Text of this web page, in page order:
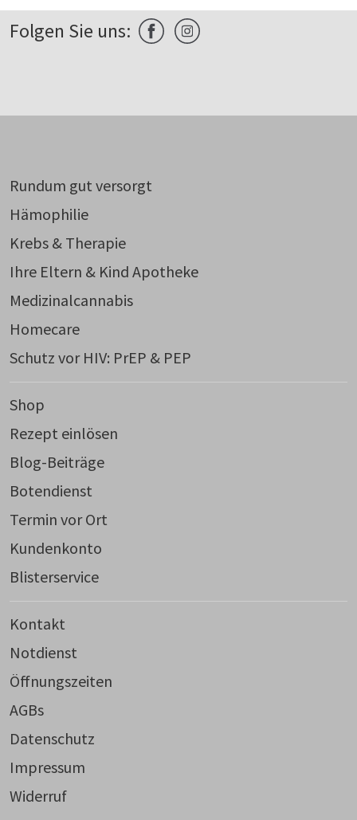
Folgen Sie uns:
Rundum gut versorgt
Hämophilie
Krebs & Therapie
Ihre Eltern & Kind Apotheke
Medizinalcannabis
Homecare
Schutz vor HIV: PrEP & PEP
Shop
Rezept einlösen
Blog-Beiträge
Botendienst
Termin vor Ort
Kundenkonto
Blisterservice
Kontakt
Notdienst
Öffnungszeiten
AGBs
Datenschutz
Impressum
Widerruf